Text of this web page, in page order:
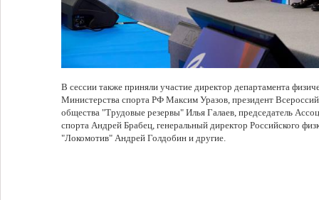
В сессии также приняли участие директор департамента
Министерства спорта РФ Максим Уразов, президент
общества "Трудовые резервы" Илья Галаев, председатель
спорта Андрей Брабец, генеральный директор Российского
"Локомотив" Андрей Голдобин и другие.